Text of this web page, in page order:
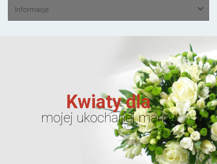
Informacje
Kwiaty dla
mojej ukochanej mamy